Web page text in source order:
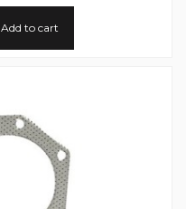
Add to cart